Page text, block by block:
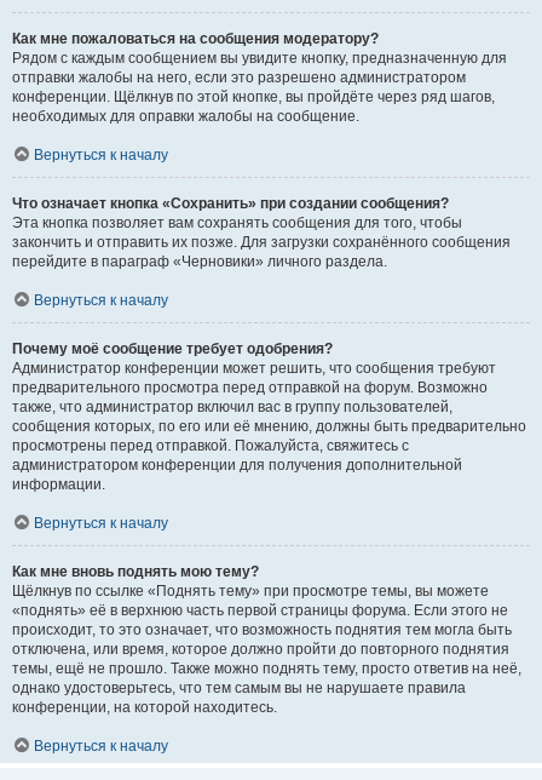
Как мне пожаловаться на сообщения модератору?
Рядом с каждым сообщением вы увидите кнопку, предназначенную для
отправки жалобы на него, если это разрешено администратором
конференции. Щёлкнув по этой кнопке, вы пройдёте через ряд шагов,
необходимых для оправки жалобы на сообщение.
Вернуться к началу
Что означает кнопка «Сохранить» при создании сообщения?
Эта кнопка позволяет вам сохранять сообщения для того, чтобы
закончить и отправить их позже. Для загрузки сохранённого сообщения
перейдите в параграф «Черновики» личного раздела.
Вернуться к началу
Почему моё сообщение требует одобрения?
Администратор конференции может решить, что сообщения требуют
предварительного просмотра перед отправкой на форум. Возможно
также, что администратор включил вас в группу пользователей,
сообщения которых, по его или её мнению, должны быть предварительно
просмотрены перед отправкой. Пожалуйста, свяжитесь с
администратором конференции для получения дополнительной
информации.
Вернуться к началу
Как мне вновь поднять мою тему?
Щёлкнув по ссылке «Поднять тему» при просмотре темы, вы можете
«поднять» её в верхнюю часть первой страницы форума. Если этого не
происходит, то это означает, что возможность поднятия тем могла быть
отключена, или время, которое должно пройти до повторного поднятия
темы, ещё не прошло. Также можно поднять тему, просто ответив на неё,
однако удостоверьтесь, что тем самым вы не нарушаете правила
конференции, на которой находитесь.
Вернуться к началу